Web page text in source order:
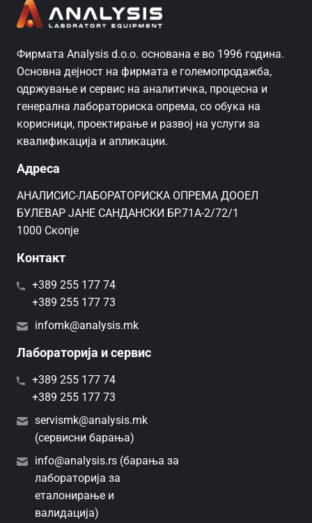
Фирмата Analysis d.o.o. основана е во 1996 година.
Основна дејност на фирмата е големопродажба,
одржување и сервис на аналитичка, процесна и
генерална лабораториска опрема, со обука на
корисници, проектирање и развој на услуги за
квалификација и апликации.
Адреса
AНАЛИСИС-ЛАБОРАТОРИСКА ОПРЕМА ДООЕЛ
БУЛЕВАР ЈАНЕ САНДАНСКИ БР.71А-2/72/1
1000 Скопје
Контакт
+389 255 177 74
+389 255 177 73
infomk@analysis.mk
Лабораторија и сервис
+389 255 177 74
+389 255 177 73
servismk@analysis.mk
(сервисни барања)
info@analysis.rs (барања за
лабораторија за
еталонирање и
валидација)